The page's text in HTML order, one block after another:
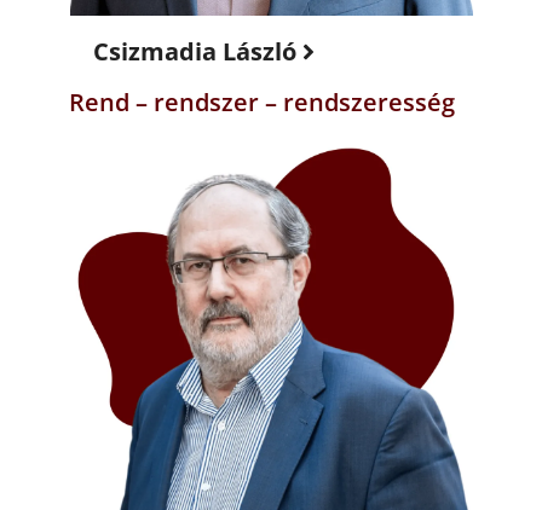
Csizmadia László
Rend – rendszer – rendszeresség